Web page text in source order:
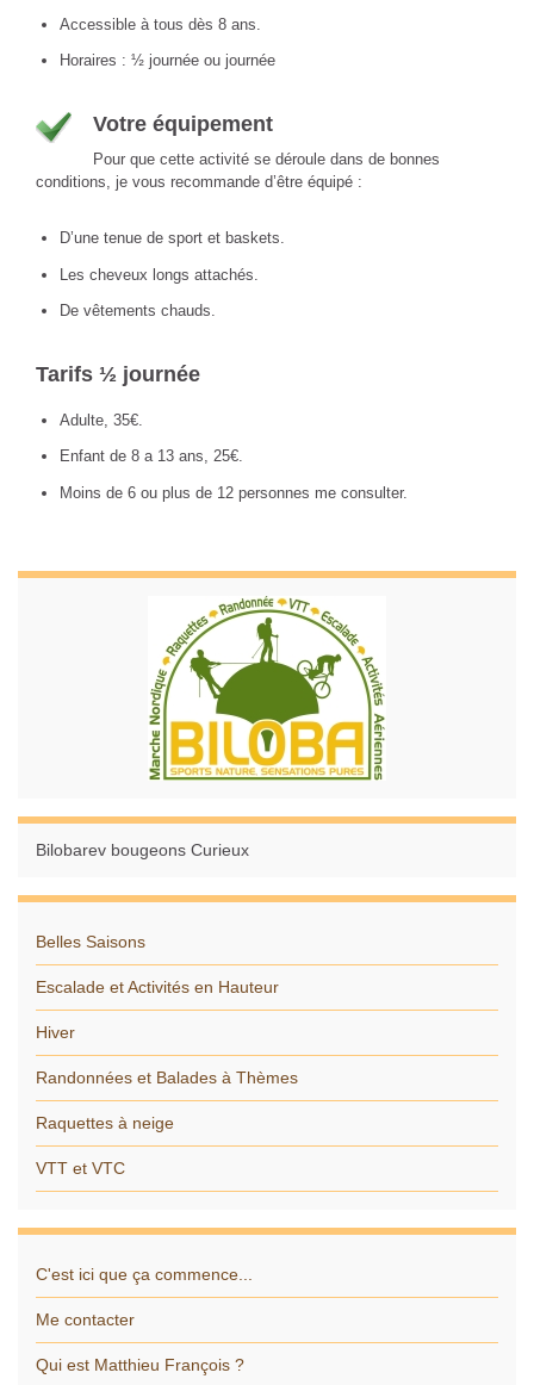
Accessible à tous dès 8 ans.
Horaires : ½ journée ou journée
Votre équipement
Pour que cette activité se déroule dans de bonnes
conditions, je vous recommande d’être équipé :
D’une tenue de sport et baskets.
Les cheveux longs attachés.
De vêtements chauds.
Tarifs ½ journée
Adulte, 35€.
Enfant de 8 a 13 ans, 25€.
Moins de 6 ou plus de 12 personnes me consulter.
Bilobarev bougeons Curieux
Belles Saisons
Escalade et Activités en Hauteur
Hiver
Randonnées et Balades à Thèmes
Raquettes à neige
VTT et VTC
C'est ici que ça commence...
Me contacter
Qui est Matthieu François ?